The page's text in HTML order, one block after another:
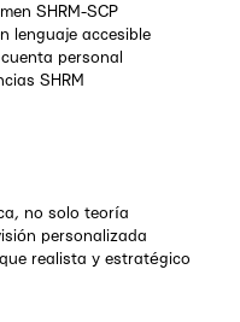
SHRM-SCP
lenguaje accesible
personal
SHRM
no solo teoría
personalizada
realista y estratégico